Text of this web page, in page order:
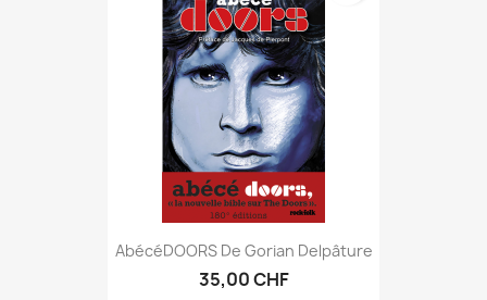
AbécéDOORS De Gorian Delpâture
35,00 CHF